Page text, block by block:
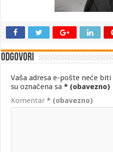
Odgovori
Vaša adresa e-pošte neće biti
su označena sa* (obavezno)
Komentar* (obavezno)